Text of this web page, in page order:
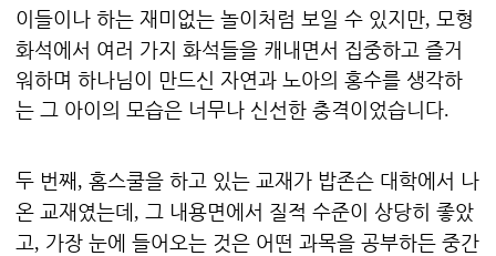
이들이나 하는 재미없는 놀이처럼 보일 수 있지만, 모형
화석에서 여러 가지 화석들을 캐내면서 집중하고 즐거
워하며 하나님이 만드신 자연과 노아의 홍수를 생각하
는 그 아이의 모습은 너무나 신선한 충격이었습니다.
두 번째 , 홈스쿨을 하고 있는 교재가 밥존슨 대학에서 나
온 교재였는데 , 그 내용면에서 질적 수준이 상당히 좋았
고 , 가장 눈에 들어오는 것은 어떤 과목을 공부하든 중간